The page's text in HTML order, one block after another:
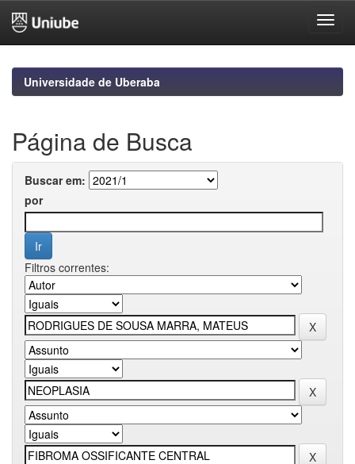
navigationUniversidade de Uberaba
Página de Busca
Buscar em:
por
Filtros correntes: